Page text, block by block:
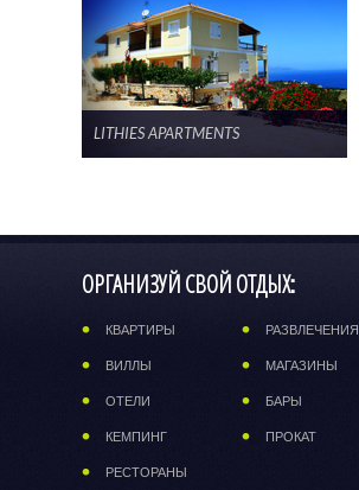
LITHIES APARTMENTS
ОРГАНИЗУЙ СВОЙ ОТДЫХ:
КВАРТИРЫ РАЗВЛЕЧЕНИЯ
ВИЛЛЫ МАГАЗИНЫ
ОТЕЛИ БАРЫ
КЕМПИНГ ПРОКАТ
РЕСТОРАНЫ